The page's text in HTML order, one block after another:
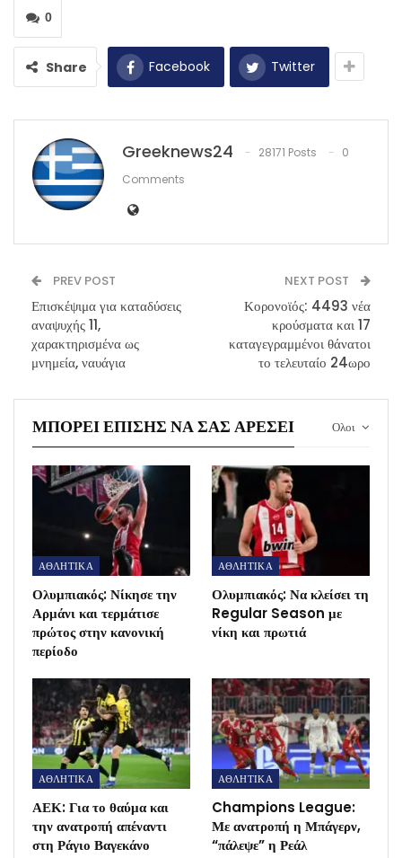
0
Share Facebook Twitter
Greeknews24 28171 Posts
0
Comments
PREV POST
Επισκέψιμα για καταδύσεις
αναψυχής 11,
χαρακτηρισμένα ως
μνημεία, ναυάγια
NEXT POST
Κορονοϊός: 4493 νέα
κρούσματα και 17
καταγεγραμμένοι θάνατοι
το τελευταίο 24ωρο
Ολοι
ΜΠΟΡΕΊ ΕΠΊΣΗΣ ΝΑ ΣΑΣ ΑΡΈΣΕΙ
ΑΘΛΗΤΙΚΑ
Ολυμπιακός: Νίκησε την
Αρμάνι και τερμάτισε
πρώτος στην κανονική
περίοδο
ΑΘΛΗΤΙΚΑ
Ολυμπιακός: Να κλείσει τη
Regular Season με
νίκη και πρωτιά
ΑΘΛΗΤΙΚΑ
ΑΕΚ: Για το θαύμα και
την ανατροπή απέναντι
στη Ράγιο Βαγεκάνο
ΑΘΛΗΤΙΚΑ
Champions League:
Με ανατροπή η Μπάγερν,
“πάλεψε” η Ρεάλ